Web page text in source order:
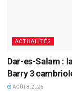
ACTUALITÉS
Dar-es-Salam :
Barry 3
AOÛT 8, 2026